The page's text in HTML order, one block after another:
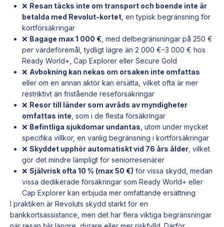
❌ Resan täcks inte om transport och boende inte är
betalda med Revolut-kortet , en typisk begränsning för
kortförsäkringar
❌ Bagage max 1 000 € , med delbegränsningar på 250 €
per värdeföremål, tydligt lägre än 2 000 €–3 000 € hos
Ready World+, Cap Explorer eller Secure Gold
❌ Avbokning kan nekas om orsaken inte omfattas
eller om en annan aktör kan ersätta, vilket ofta är mer
restriktivt än fristående reseförsäkringar
❌ Resor till länder som avråds av myndigheter
omfattas inte , som i de flesta försäkringar
❌ Befintliga sjukdomar undantas , utom under mycket
specifika villkor, en vanlig begränsning i kortförsäkringar
❌ Skyddet upphör automatiskt vid 76 års ålder , vilket
gör det mindre lämpligt för seniorresenärer
❌ Självrisk ofta 10 % (max 50 €) för vissa skydd, medan
vissa dedikerade försäkringar som Ready World+ eller
Cap Explorer kan erbjuda mer omfattande ersättning
I praktiken är Revoluts skydd starkt för en
bankkortsassistance, men det har flera viktiga begränsningar